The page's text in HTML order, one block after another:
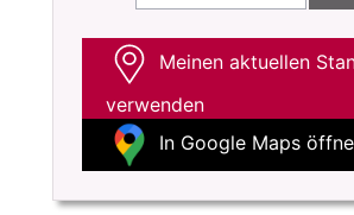
Meinen aktuellen
verwenden
In Google Maps